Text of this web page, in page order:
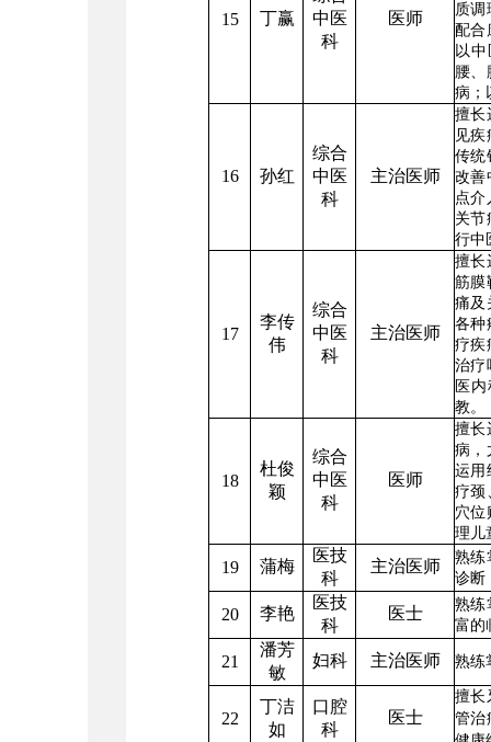
15 丁赢
中医
科
医师
质调
配合
以
腰、
病；
16 孙红
综合
中医
科
主治医师
擅长
见疾
传统
改善
点介
关节
行中
17
李传
伟
综合
中医
科
主治医师
擅长
筋膜
痛及
各种
疗疾
治疗
医
教。
18
杜俊
颖
综合
中医
科
医师
擅长
病，
运用
疗颈
穴位
理儿
19 蒲梅
医技
科
主治医师
熟练
诊断
20 李艳
医技
科
医士
熟练
富的
21
潘芳
敏
妇科 主治医师 熟练
22
丁洁
如
口腔
科
医士
擅长
管治